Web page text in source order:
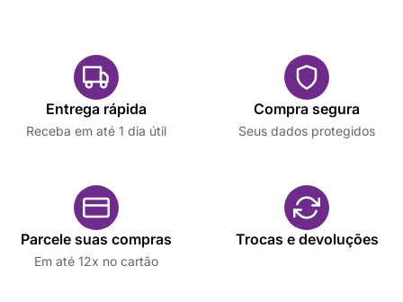
Entrega rápida
Receba em até 1 dia útil
Compra segura
Seus dados protegidos
Parcele suas compras
Em até 12x no cartão
Trocas e devoluções